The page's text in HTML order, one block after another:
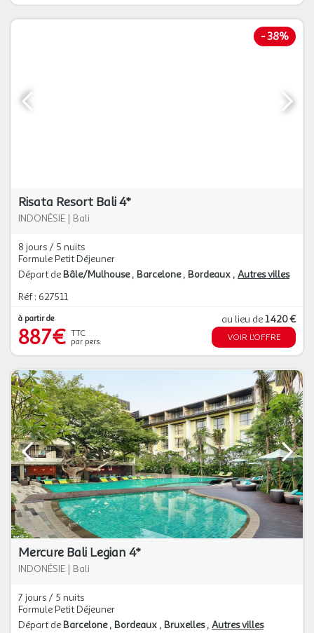
-38%
Risata Resort Bali 4*
INDONÉSIE | Bali
8 jours / 5 nuits
Formule Petit Déjeuner
Départ de Bâle/Mulhouse Barcelone Bordeaux Autres villes
Réf : 627511
à partir de
887€ TTC
par pers.
au lieu de1 420 €
VOIR L'OFFRE
Mercure Bali Legian 4*
INDONÉSIE | Bali
7 jours / 5 nuits
Formule Petit Déjeuner
Départ de Barcelone Bordeaux Bruxelles Autres villes